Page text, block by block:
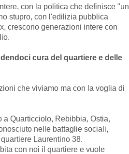
con la politica che definisce "un
stupro, con l'edilizia pubblica
crescono generazioni intere con
cura del quartiere e delle
che viviamo ma con la voglia di
a Quarticciolo, Rebibbia, Ostia,
nelle battaglie sociali,
Laurentino 38.
con noi il quartiere e vuole